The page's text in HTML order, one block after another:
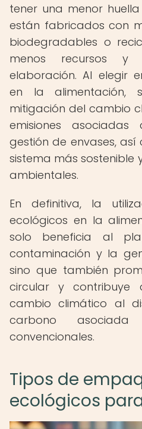
tener una menor
están fabricados con
biodegradables o
menos recursos
elaboración. Al elegir
en la alimentación,
mitigación del cambio
emisiones
gestión de envases,
sistema más sostenible
ambientales.
En definitiva, la
ecológicos en la
solo beneficia al
contaminación y la
sino que también
circular y
cambio climático al
carbono
convencionales.
Tipos de
ecológicos